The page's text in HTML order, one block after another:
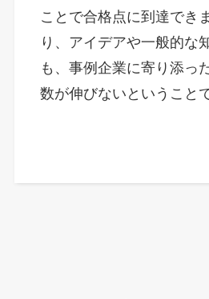
ことで合格点に到達でき
り、アイデアや一般的な
も、事例企業に寄り添っ
数が伸びないということ